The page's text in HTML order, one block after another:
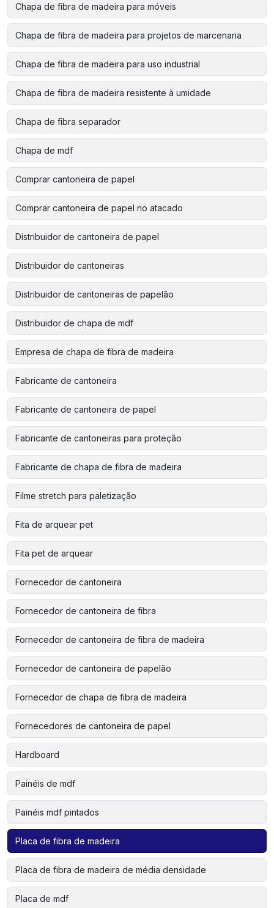
Chapa de fibra de madeira para móveis
Chapa de fibra de madeira para projetos de marcenaria
Chapa de fibra de madeira para uso industrial
Chapa de fibra de madeira resistente à umidade
Chapa de fibra separador
Chapa de mdf
Comprar cantoneira de papel
Comprar cantoneira de papel no atacado
Distribuidor de cantoneira de papel
Distribuidor de cantoneiras
Distribuidor de cantoneiras de papelão
Distribuidor de chapa de mdf
Empresa de chapa de fibra de madeira
Fabricante de cantoneira
Fabricante de cantoneira de papel
Fabricante de cantoneiras para proteção
Fabricante de chapa de fibra de madeira
Filme stretch para paletização
Fita de arquear pet
Fita pet de arquear
Fornecedor de cantoneira
Fornecedor de cantoneira de fibra
Fornecedor de cantoneira de fibra de madeira
Fornecedor de cantoneira de papelão
Fornecedor de chapa de fibra de madeira
Fornecedores de cantoneira de papel
Hardboard
Painéis de mdf
Painéis mdf pintados
Placa de fibra de madeira
Placa de fibra de madeira de média densidade
Placa de mdf